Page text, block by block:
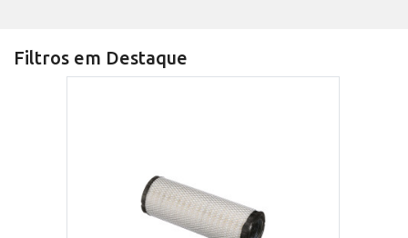
Filtros em Destaque